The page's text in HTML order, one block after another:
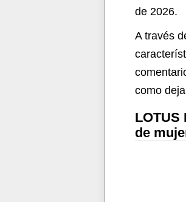
de 2026.
A través
como
LOTUS
de